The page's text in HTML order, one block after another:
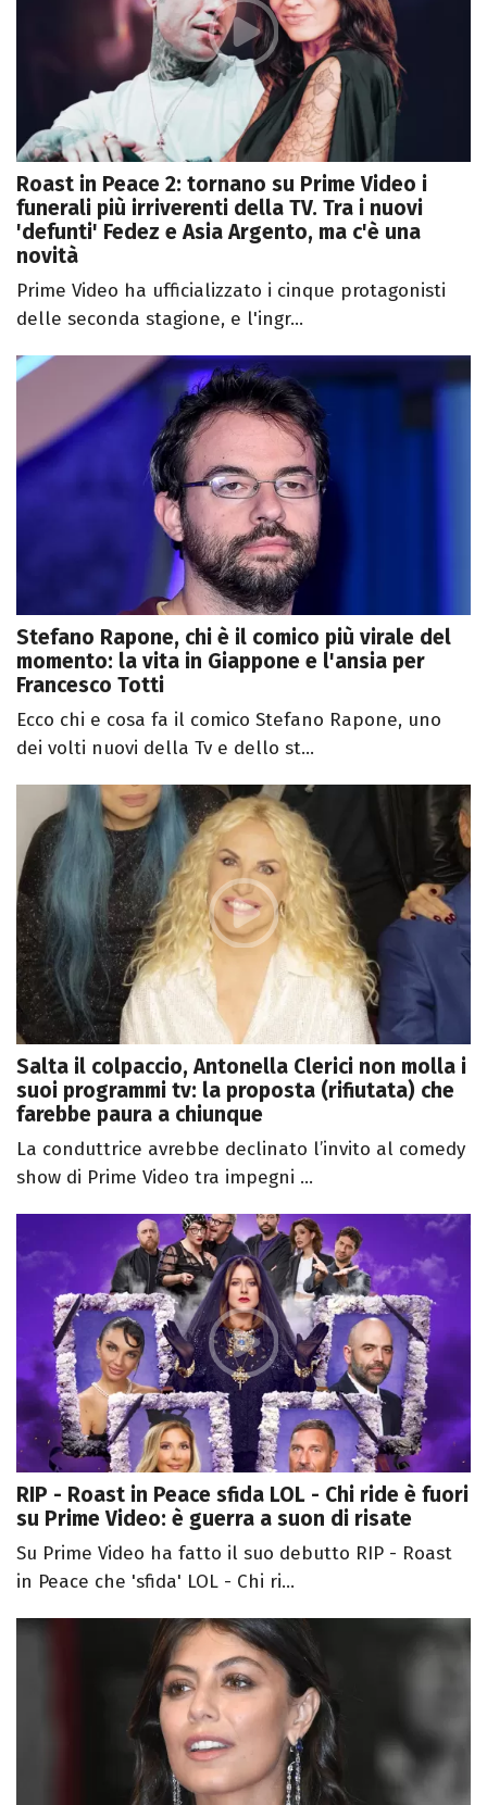
Roast in Peace 2: tornano su Prime Video i
funerali più irriverenti della TV. Tra i nuovi
'defunti' Fedez e Asia Argento, ma c'è una
novità
Prime Video ha ufficializzato i cinque protagonisti
delle seconda stagione, e l'ingr...
Stefano Rapone, chi è il comico più virale del
momento: la vita in Giappone e l'ansia per
Francesco Totti
Ecco chi e cosa fa il comico Stefano Rapone, uno
dei volti nuovi della Tv e dello st...
Salta il colpaccio, Antonella Clerici non molla i
suoi programmi tv: la proposta (rifiutata) che
farebbe paura a chiunque
La conduttrice avrebbe declinato l’invito al comedy
show di Prime Video tra impegni ...
RIP - Roast in Peace sfida LOL - Chi ride è fuori
su Prime Video: è guerra a suon di risate
Su Prime Video ha fatto il suo debutto RIP - Roast
in Peace che 'sfida' LOL - Chi ri...